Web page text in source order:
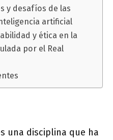
y desafíos de las
artificial
y ética en la
por el Real
una disciplina que ha